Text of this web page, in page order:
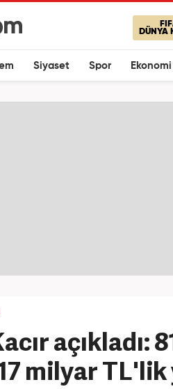
DÜNYA
Siyaset Spor Ekonomi
açıkladı:
milyar TL'lik